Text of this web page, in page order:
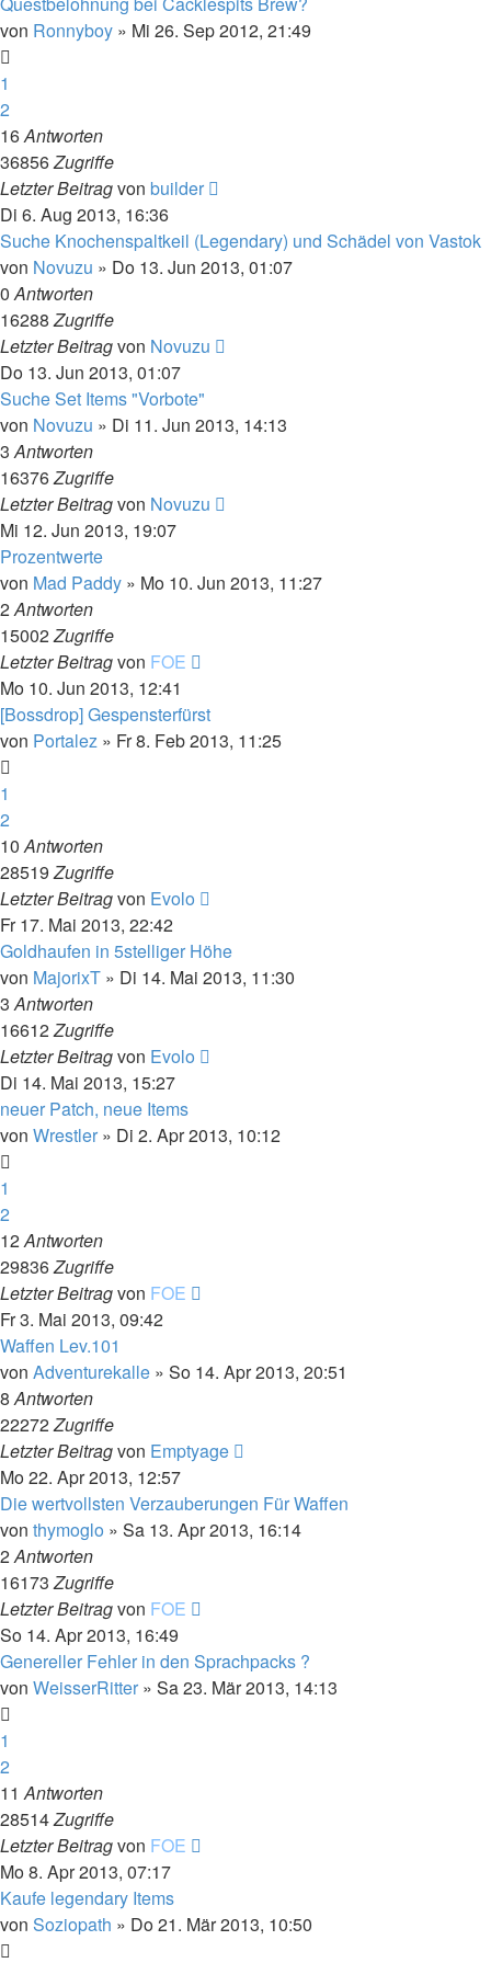
von Ronnyboy » Mi 26. Sep 2012, 21:49
1
2
16Antworten
36856Zugriffe
Letzter Beitragvon builder
Di 6. Aug 2013, 16:36
Suche Knochenspaltkeil (Legendary) und Schädel von Vastok
von Novuzu » Do 13. Jun 2013, 01:07
0Antworten
16288Zugriffe
Letzter Beitragvon Novuzu
Do 13. Jun 2013, 01:07
Suche Set Items "Vorbote"
von Novuzu » Di 11. Jun 2013, 14:13
3Antworten
16376Zugriffe
Letzter Beitragvon Novuzu
Mi 12. Jun 2013, 19:07
Prozentwerte
von Mad Paddy » Mo 10. Jun 2013, 11:27
2Antworten
15002Zugriffe
Letzter Beitragvon FOE
Mo 10. Jun 2013, 12:41
[Bossdrop] Gespensterfürst
von Portalez » Fr 8. Feb 2013, 11:25
1
2
10Antworten
28519Zugriffe
Letzter Beitragvon Evolo
Fr 17. Mai 2013, 22:42
Goldhaufen in 5stelliger Höhe
von MajorixT » Di 14. Mai 2013, 11:30
3Antworten
16612Zugriffe
Letzter Beitragvon Evolo
Di 14. Mai 2013, 15:27
neuer Patch, neue Items
von Wrestler » Di 2. Apr 2013, 10:12
1
2
12Antworten
29836Zugriffe
Letzter Beitragvon FOE
Fr 3. Mai 2013, 09:42
Waffen Lev.101
von Adventurekalle » So 14. Apr 2013, 20:51
8Antworten
22272Zugriffe
Letzter Beitragvon Emptyage
Mo 22. Apr 2013, 12:57
Die wertvollsten Verzauberungen Für Waffen
von thymoglo » Sa 13. Apr 2013, 16:14
2Antworten
16173Zugriffe
Letzter Beitragvon FOE
So 14. Apr 2013, 16:49
Genereller Fehler in den Sprachpacks ?
von WeisserRitter » Sa 23. Mär 2013, 14:13
1
2
11Antworten
28514Zugriffe
Letzter Beitragvon FOE
Mo 8. Apr 2013, 07:17
Kaufe legendary Items
von Soziopath » Do 21. Mär 2013, 10:50